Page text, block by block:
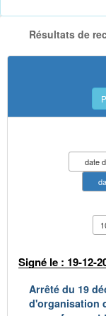
Résultats de
date
Signé le : 19-12-
Arrêté du 19
d'organisation